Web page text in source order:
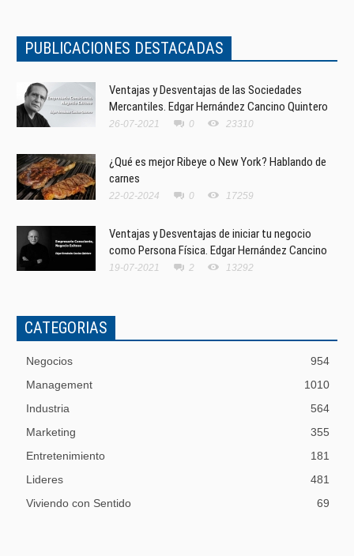
PUBLICACIONES DESTACADAS
Ventajas y Desventajas de las Sociedades
Mercantiles. Edgar Hernández Cancino Quintero
26-07-2021 0 23310
¿Qué es mejor Ribeye o New York? Hablando de
carnes
22-02-2024 0 17259
Ventajas y Desventajas de iniciar tu negocio
como Persona Física. Edgar Hernández Cancino
19-07-2021 2 13292
CATEGORIAS
Negocios
954
Management
1010
Industria
564
Marketing
355
Entretenimiento
181
Lideres
481
Viviendo con Sentido
69